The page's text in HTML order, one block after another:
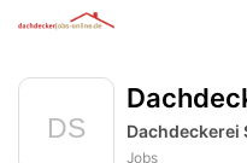
Accessibility
Navigation
Dachdeckerei
Jobs